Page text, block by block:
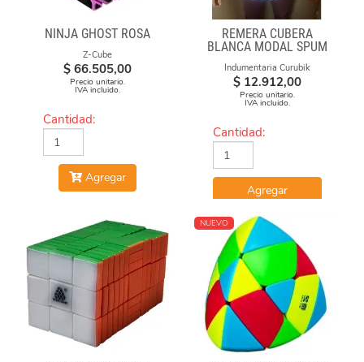
NINJA GHOST ROSA
Z-Cube
$ 66.505,00
Precio unitario.
IVA incluido.
Cantidad:
Agregar
REMERA CUBERA
BLANCA MODAL SPUM
CUBO CON FORMULAS
Indumentaria Curubik
$ 12.912,00
Precio unitario.
IVA incluido.
Cantidad:
Agregar
NUEVO